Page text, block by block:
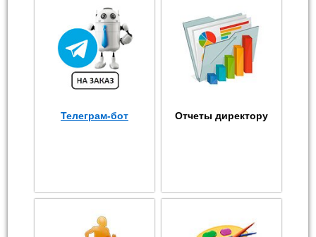
Телеграм-бот Отчеты директору